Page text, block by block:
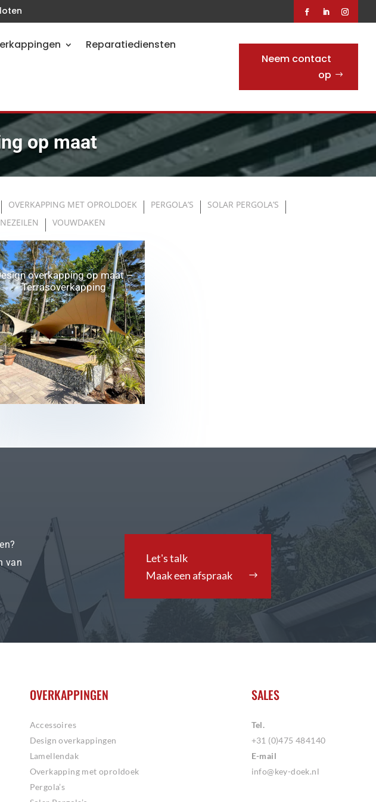
Reparatiediensten
Neem contact
op
op maat
OVERKAPPING MET OPROLDOEK PERGOLA’S
SOLAR PERGOLA’S
VOUWDAKEN
overkapping op maat –
Terrasoverkapping
van
Maak een afspraak
OVERKAPPINGEN
Accessoires
Design overkappingen
Lamellendak
Overkapping met oproldoek
Pergola’s
SALES
Tel.
+31 (0)475 484140
E-mail
info@key-doek.nl